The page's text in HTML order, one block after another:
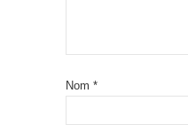
Nom *